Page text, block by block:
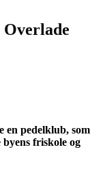
en pedelklub, som
friskole og